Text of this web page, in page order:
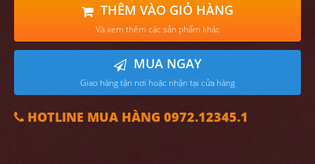
THÊM VÀO GIỎ HÀNG
Và xem thêm các sản phẩm khác
MUA NGAY
Giao hàng tận nơi hoặc nhận tại cửa hàng
HOTLINE MUA HÀNG 0972.12345.1